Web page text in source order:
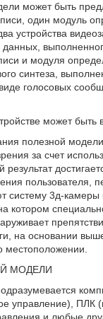
может быть
один модуль
устройства
и модуля
синтеза,
голосовых
может
полезной
за счет
пользователя,
систему 3д-
котором
на основании
местоположении.
МОДЕЛИ
управление), ПЛК